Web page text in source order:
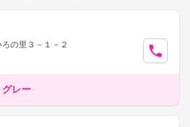
の里３－１－２
レー